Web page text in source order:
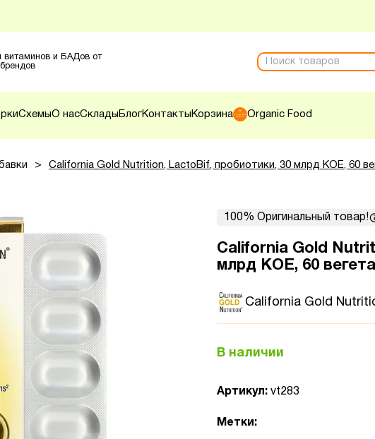
витаминов и БАДов от
СхемыО насСклады БлогКонтакты Корзина Organic Food
> California Gold Nutrition, LactoBif, пробиотики, 30 млрд КОЕ, 60
100% Оригинальный товар!
California Gold
млрд КОЕ, 60
California Gold
В наличии
Артикул: vt283
Метки: